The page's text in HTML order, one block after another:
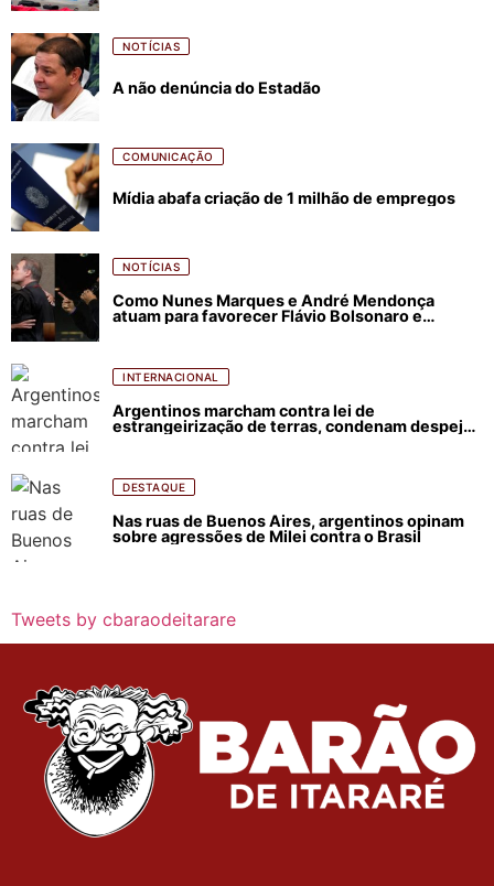
NOTÍCIAS
A não denúncia do Estadão
COMUNICAÇÃO
Mídia abafa criação de 1 milhão de empregos
NOTÍCIAS
Como Nunes Marques e André Mendonça
atuam para favorecer Flávio Bolsonaro e
INTERNACIONAL
Argentinos marcham contra lei de
estrangeirização de terras, condenam despejos
DESTAQUE
Nas ruas de Buenos Aires, argentinos opinam
sobre agressões de Milei contra o Brasil
Tweets by cbaraodeitarare